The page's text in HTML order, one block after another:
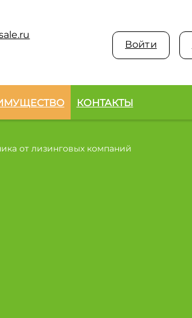
Войти
КОНТАКТЫ